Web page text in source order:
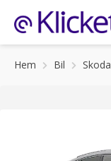
Hem Bil Skoda